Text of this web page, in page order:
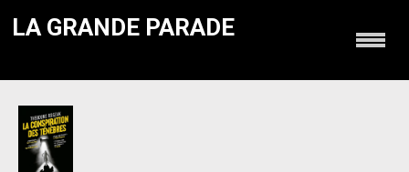
LA GRANDE PARADE